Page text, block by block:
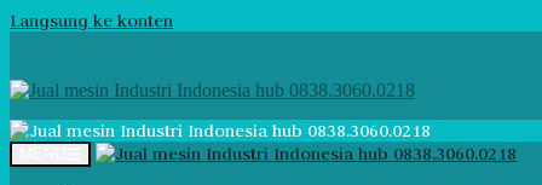
Langsung ke konten